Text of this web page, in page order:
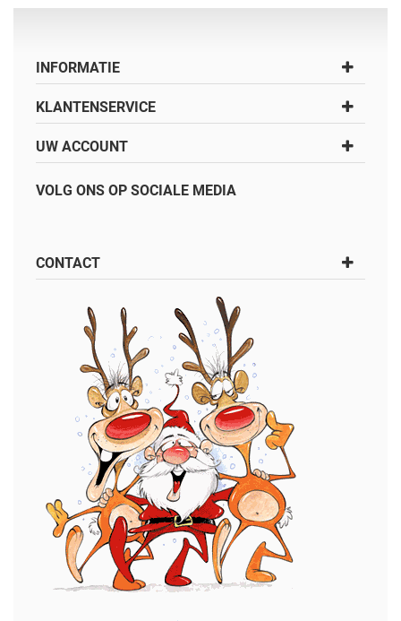
INFORMATIE
KLANTENSERVICE
UW ACCOUNT
VOLG ONS OP SOCIALE MEDIA
CONTACT